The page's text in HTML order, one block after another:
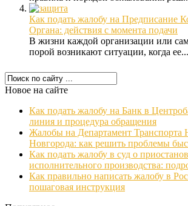
Как подать жалобу на Предписание
Органа: действия с момента подачи
В жизни каждой организации или
порой возникают ситуации, когда ее...
Новое на сайте
Как подать жалобу на Банк в
линия и процедура обращения
Жалобы на Департамент Транспорта
Новгорода: как решить проблемы
Как подать жалобу в суд о
исполнительного производства:
Как правильно написать жалобу в
пошаговая инструкция